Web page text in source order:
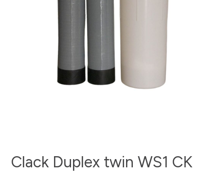
Clack Duplex twin WS1 CK